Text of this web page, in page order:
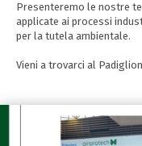
Presenteremo le nostre
applicate ai processi
per la tutela ambientale.
Vieni a trovarci al